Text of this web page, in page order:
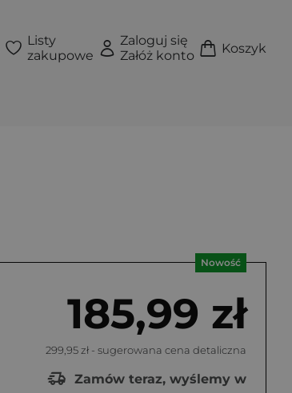
Listy
zakupowe
Zaloguj się
Załóż konto
Koszyk
Nowość
185,99 zł
299,95 zł - sugerowana cena detaliczna
Zamów teraz, wyślemy w